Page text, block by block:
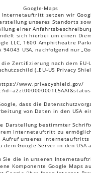
Google-Maps
Internetauftritt setzen wir
unseres Standorts
einer
sich hierbei um einen
LLC, 1600 Amphitheatre
94043 USA, nachfolgend nur
die Zertifizierung nach dem EU-
(„EU-US Privacy
www.privacyshield.gov/
dass die
von Daten in den USA
Darstellung bestimmter
Internetauftritt zu
Aufruf unseres Internetauftritts
dem Google-Server in den USA
Sie die in unseren
Komponente Google Maps